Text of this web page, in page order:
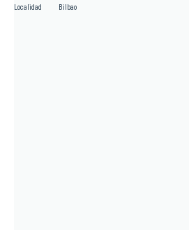
Localidad Bilbao